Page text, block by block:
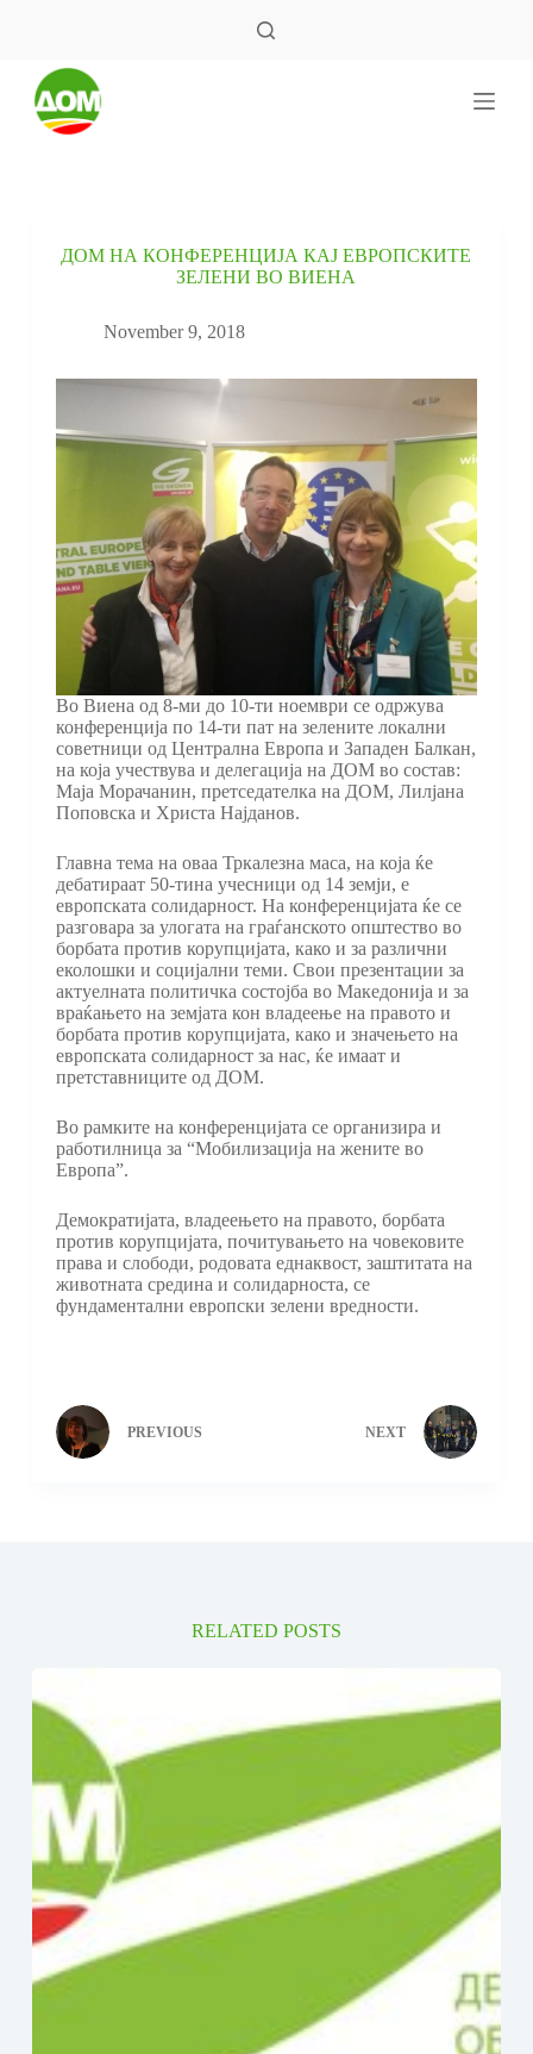
ДОМ НА КОНФЕРЕНЦИЈА КАЈ ЕВРОПСКИТЕ
ЗЕЛЕНИ ВО ВИЕНА
November 9, 2018
Во Виена од 8-ми до 10-ти ноември се одржува
конференција по 14-ти пат на зелените локални
советници од Централна Европа и Западен Балкан,
на која учествува и делегација на ДОМ во состав:
Маја Морачанин, претседателка на ДОМ, Лилјана
Поповска и Христа Најданов.
Главна тема на оваа Тркалезна маса, на која ќе
дебатираат 50-тина учесници од 14 земји, е
европската солидарност. На конференцијата ќе се
разговара за улогата на граѓанското општество во
борбата против корупцијата, како и за различни
еколошки и социјални теми. Свои презентации за
актуелната политичка состојба во Македонија и за
враќањето на земјата кон владеење на правото и
борбата против корупцијата, како и значењето на
европската солидарност за нас, ќе имаат и
претставниците од ДОМ.
Во рамките на конференцијата се организира и
работилница за “Мобилизација на жените во
Европа”.
Демократијата, владеењето на правото, борбата
против корупцијата, почитувањето на човековите
права и слободи, родовата еднаквост, заштитата на
животната средина и солидарноста, сe
фундаментални европски зелени вредности.
PREVIOUS NEXT
RELATED POSTS